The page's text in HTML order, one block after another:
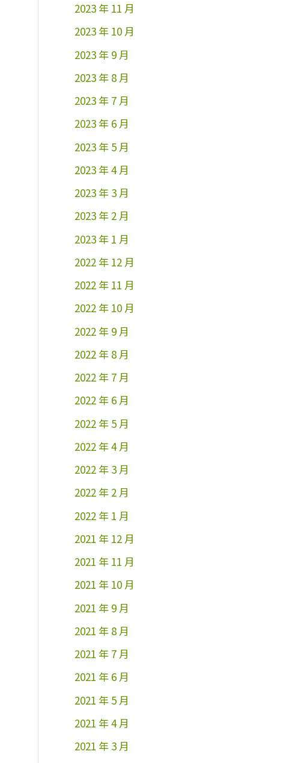
2023 年 11 月
2023 年 10 月
2023 年 9 月
2023 年 8 月
2023 年 7 月
2023 年 6 月
2023 年 5 月
2023 年 4 月
2023 年 3 月
2023 年 2 月
2023 年 1 月
2022 年 12 月
2022 年 11 月
2022 年 10 月
2022 年 9 月
2022 年 8 月
2022 年 7 月
2022 年 6 月
2022 年 5 月
2022 年 4 月
2022 年 3 月
2022 年 2 月
2022 年 1 月
2021 年 12 月
2021 年 11 月
2021 年 10 月
2021 年 9 月
2021 年 8 月
2021 年 7 月
2021 年 6 月
2021 年 5 月
2021 年 4 月
2021 年 3 月